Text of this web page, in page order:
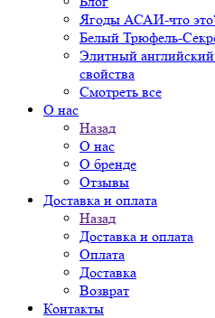
Ягоды АСАИ-что
Белый Трюфель-
Элитный английский
свойства
Смотреть все
О нас
Назад
О нас
О бренде
Отзывы
Доставка и оплата
Назад
Доставка и оплата
Оплата
Доставка
Возврат
Контакты